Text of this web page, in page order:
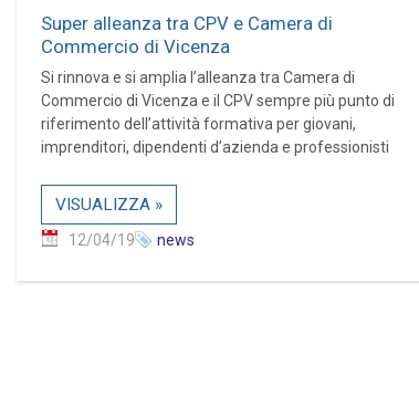
Super alleanza tra CPV e Camera di
Commercio di Vicenza
Si rinnova e si amplia l’alleanza tra Camera di
Commercio di Vicenza e il CPV sempre più punto di
riferimento dell’attività formativa per giovani,
imprenditori, dipendenti d’azienda e professionisti
VISUALIZZA »
12/04/19 news